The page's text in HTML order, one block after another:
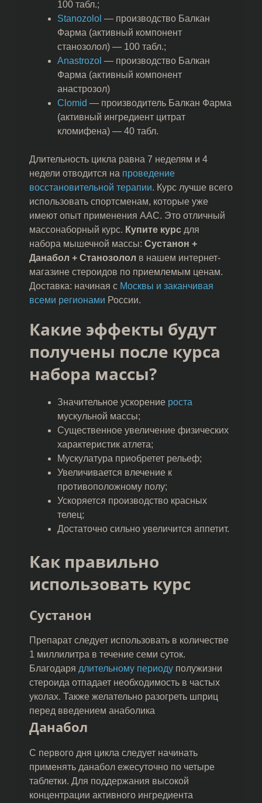
100 табл.;
Stanozolol — производство Балкан
Фарма (активный компонент
станозолол) — 100 табл.;
Anastrozol — производство Балкан
Фарма (активный компонент
анастрозол)
Clomid — производитель Балкан Фарма
(активный ингредиент цитрат
кломифена) — 40 табл.
Длительность цикла равна 7 неделям и 4
недели отводится на проведение
восстановительной терапии. Курс лучше всего
использовать спортсменам, которые уже
имеют опыт применения ААС. Это отличный
массонаборный курс. Купите курс для
набора мышечной массы: Сустанон +
Данабол + Станозолол в нашем интернет-
магазине стероидов по приемлемым ценам.
Доставка: начиная с Москвы и заканчивая
всеми регионами России.
Какие эффекты будут
получены после курса
набора массы?
Значительное ускорение роста
мускульной массы;
Существенное увеличение физических
характеристик атлета;
Мускулатура приобретет рельеф;
Увеличивается влечение к
противоположному полу;
Ускоряется производство красных
телец;
Достаточно сильно увеличится аппетит.
Как правильно
использовать курс
Сустанон
Препарат следует использовать в количестве
1 миллилитра в течение семи суток.
Благодаря длительному периоду полужизни
стероида отпадает необходимость в частых
уколах. Также желательно разогреть шприц
перед введением анаболика
Данабол
С первого дня цикла следует начинать
применять данабол ежесуточно по четыре
таблетки. Для поддержания высокой
концентрации активного ингредиента